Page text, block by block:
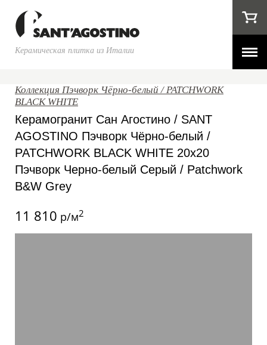
Керамическая плитка из Италии
Коллекция Пэчворк Чёрно-белый / PATCHWORK
BLACK WHITE
Керамогранит Сан Агостино / SANT
AGOSTINO Пэчворк Чёрно-белый /
PATCHWORK BLACK WHITE 20x20
Пэчворк Черно-белый Серый / Patchwork
B&W Grey
11 810 р/м2